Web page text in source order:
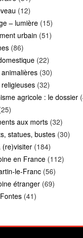
(12)
– lumière (15)
urbain (51)
(86)
(22)
(30)
(32)
agricole : le dossier
aux morts (32)
statues, bustes (30)
(re)visiter (184)
en France (112)
le-Franc (56)
étranger (69)
(41)